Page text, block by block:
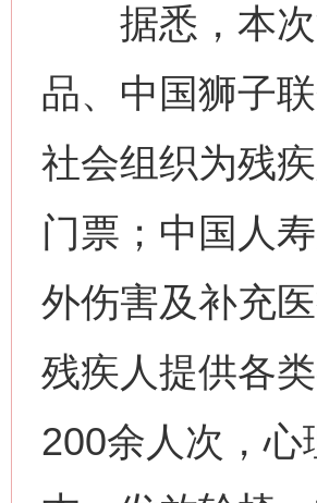
据悉，本次
品、中国狮子
社会组织为残
门票；中国人
外伤害及补充
残疾人提供各
200余人次，